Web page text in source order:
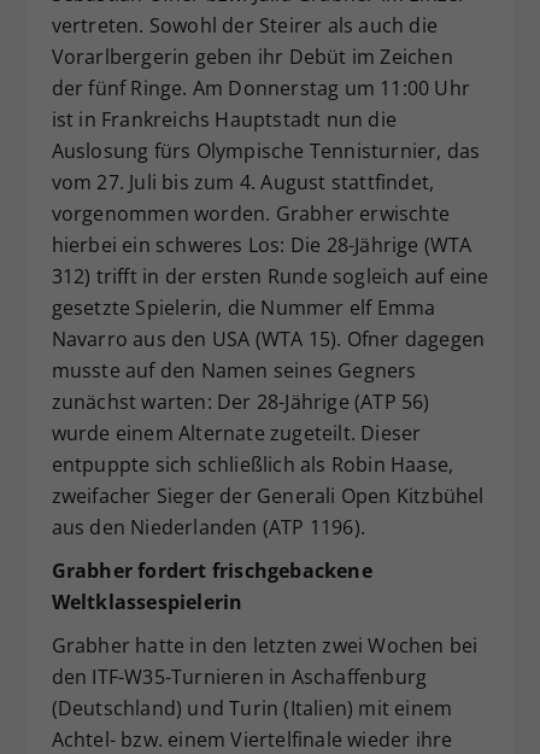
vertreten. Sowohl der Steirer als auch die
Vorarlbergerin geben ihr Debüt im Zeichen
der fünf Ringe. Am Donnerstag um 11:00 Uhr
ist in Frankreichs Hauptstadt nun die
Auslosung fürs Olympische Tennisturnier, das
vom 27. Juli bis zum 4. August stattfindet,
vorgenommen worden. Grabher erwischte
hierbei ein schweres Los: Die 28-Jährige (WTA
312) trifft in der ersten Runde sogleich auf eine
gesetzte Spielerin, die Nummer elf Emma
Navarro aus den USA (WTA 15). Ofner dagegen
musste auf den Namen seines Gegners
zunächst warten: Der 28-Jährige (ATP 56)
wurde einem Alternate zugeteilt. Dieser
entpuppte sich schließlich als Robin Haase,
zweifacher Sieger der Generali Open Kitzbühel
aus den Niederlanden (ATP 1196).
Grabher fordert frischgebackene
Weltklassespielerin
Grabher hatte in den letzten zwei Wochen bei
den ITF-W35-Turnieren in Aschaffenburg
(Deutschland) und Turin (Italien) mit einem
Achtel- bzw. einem Viertelfinale wieder ihre
Zweck
Dieser Wert speichert Ihre Consent-
Einstellungen. Unter anderem eine
zufällig generierte ID, für die
historische Speicherung Ihrer
vorgenommen Einstellungen, falls der
Webseiten-Betreiber dies eingestellt
hat.